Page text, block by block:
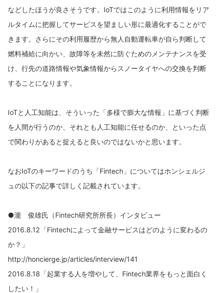
などしたほうが良さそうです。IoTではこのように利用情報をリア
ルタイムに把握してサービスを望ましい形に最適化することがで
きます。さらにその利用履歴から無人自動運転車が自ら判断して
燃料補給に向かい、故障等を未然に防ぐためのメンテナンスを受
け、行先の道路情報や気象情報からスノータイヤへの交換を判断
することになります。
IoTと人工知能は、そういった「多様で膨大な情報」に基づく判断
を人間が行うのか、それとも人工知能に任せるのか、といった点
で関わりがあると捉えると良いのではないかと思います。
なおIoTのキーワードのうち「Fintech」についてはホンシェルジ
ュの以下の記事で詳しく記載されています。
●瀧 俊雄氏（Fintech研究所所長）インタビュー
2016.8.12「Fintechによって金融サービスはどのように変わるの
か？」
http://honcierge.jp/articles/interview/141
2016.8.18「起業する人を増やして、Fintech業界をもっと面白く
したい！」